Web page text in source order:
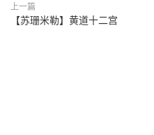
上一篇
【苏珊米勒】黄道十二宫